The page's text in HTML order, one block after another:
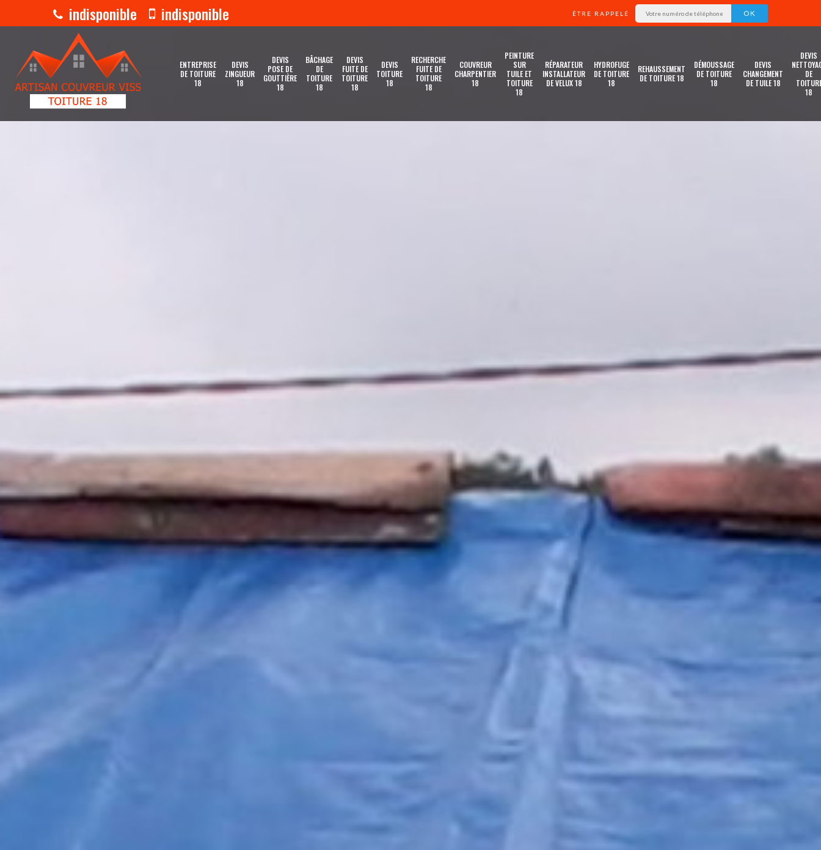
indisponible indisponible ÊTRE RAPPELÉ
ENTREPRISE
DE TOITURE
18
DEVIS
ZINGUEUR
18
DEVIS
POSE DE
GOUTTIÈRE
18
BÂCHAGE
DE
TOITURE
18
DEVIS
FUITE DE
TOITURE
18
DEVIS
TOITURE
18
RECHERCHE
FUITE DE
TOITURE
18
COUVREUR
CHARPENTIER
18
PEINTURE
SUR
TUILE ET
TOITURE
18
RÉPARATEUR
INSTALLATEUR
DE VELUX 18
HYDROFUGE
DE TOITURE
18
REHAUSSEMENT
DE TOITURE 18
DÉMOUSSAGE
DE TOITURE
18
DEVIS
CHANGEMENT
DE TUILE 18
DEVIS
DE
18